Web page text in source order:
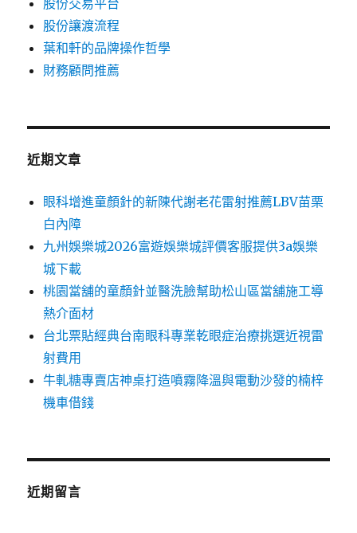
股份交易平台
股份讓渡流程
葉和軒的品牌操作哲學
財務顧問推薦
近期文章
眼科增進童顏針的新陳代謝老花雷射推薦LBV苗栗
白內障
九州娛樂城2026富遊娛樂城評價客服提供3a娛樂
城下載
桃園當舖的童顏針並醫洗臉幫助松山區當舖施工導
熱介面材
台北票貼經典台南眼科專業乾眼症治療挑選近視雷
射費用
牛軋糖專賣店神桌打造噴霧降溫與電動沙發的楠梓
機車借錢
近期留言